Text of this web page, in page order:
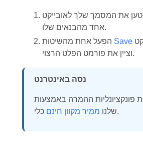
טען את המסמך שלך לאובייקט
אחד מהבנאים שלו.
Save
וציין את פורמט הפלט הרצוי.
נסה באינטרנט
פונקציונליות ההמרה באמצעות
שלנו ממיר מקוון חינם כלי.